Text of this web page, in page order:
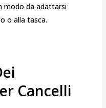
modo da adattarsi
o alla tasca.
Cancelli